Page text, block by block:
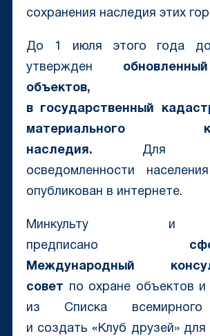
сохранения наследия этих
До 1 июля этого года
утвержден
объектов,
в государственный
материального
наследия. Для
осведомленности
опубликован в интернете.
Минкульту
предписано
Международный
совет по охране объектов и
из Списка всемирного
и создать «Клуб друзей» для